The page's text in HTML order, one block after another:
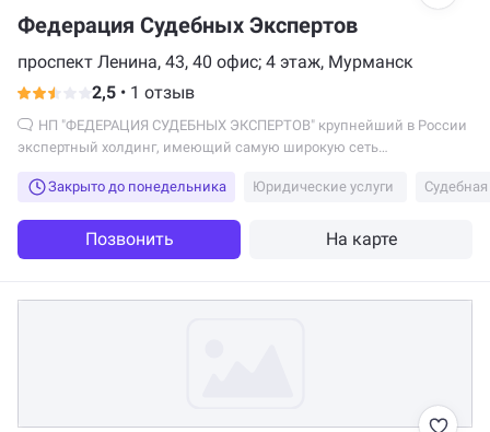
Федерация Судебных Экспертов
проспект Ленина, 43, 40 офис; 4 этаж, Мурманск
2,5 • 1 отзыв
экспертный холдинг, имеющий самую широкую сеть
Закрыто до понедельника
Юридические услуги
Позвонить На карте